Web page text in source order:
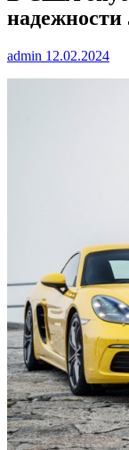
надежности
admin 12.02.2024